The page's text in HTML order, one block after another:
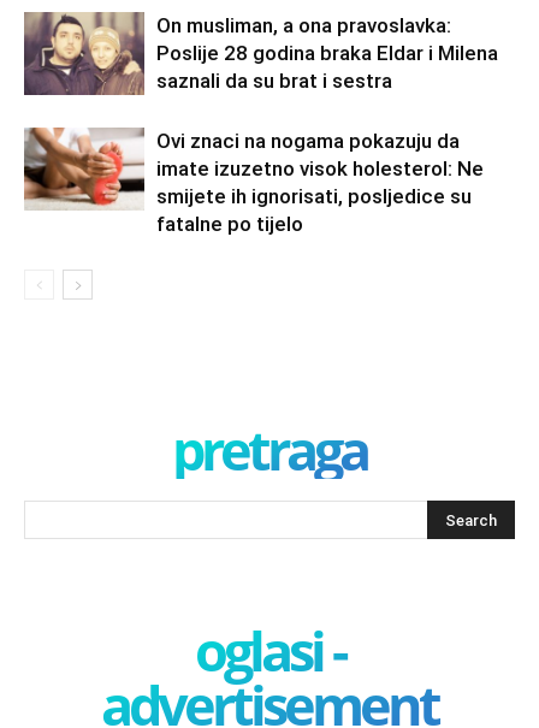
On musliman, a ona pravoslavka:
Poslije 28 godina braka Eldar i Milena
saznali da su brat i sestra
Ovi znaci na nogama pokazuju da
imate izuzetno visok holesterol: Ne
smijete ih ignorisati, posljedice su
fatalne po tijelo
pretraga
oglasi -
advertisement